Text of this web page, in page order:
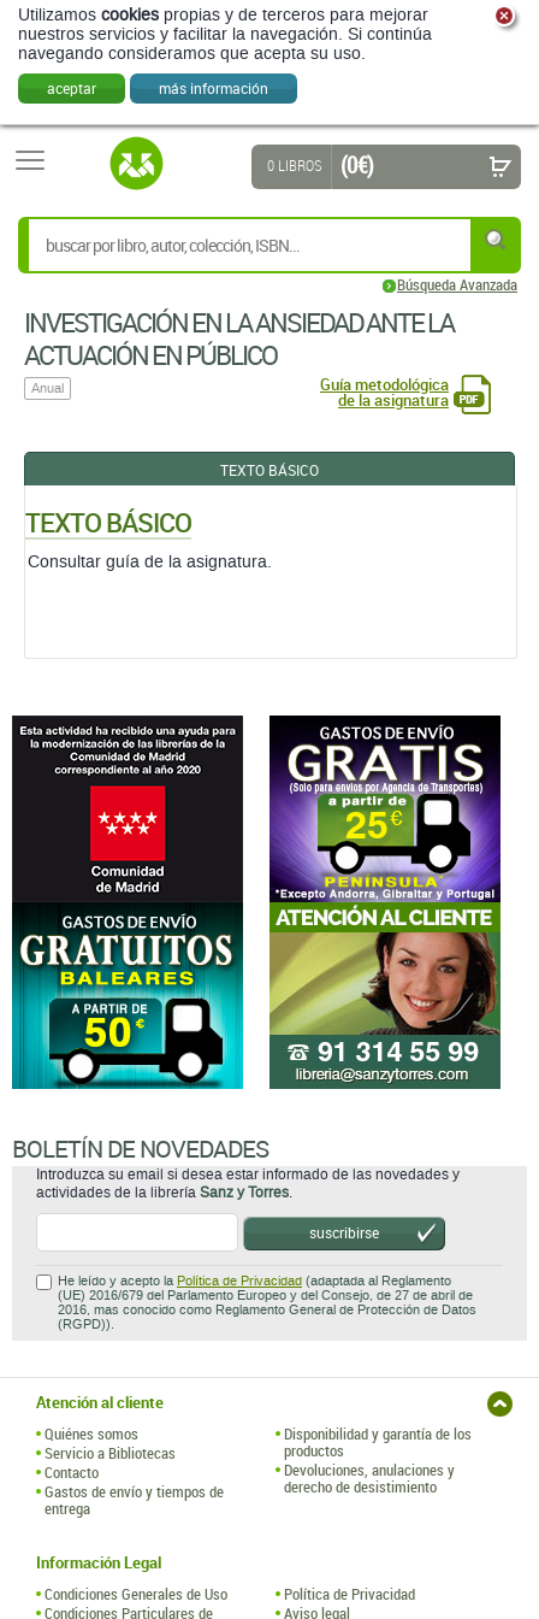
Utilizamos cookies propias y de terceros para mejorar
nuestros servicios y facilitar la navegación. Si continúa
navegando consideramos que acepta su uso.
aceptar más información
Búsqueda Avanzada
0 LIBROS (0 €)
INVESTIGACIÓN EN LA ANSIEDAD ANTE LA
ACTUACIÓN EN PÚBLICO
Anual Guía metodológica
de la asignatura
TEXTO BÁSICO
TEXTO BÁSICO
Consultar guía de la asignatura.
BOLETÍN DE NOVEDADES
Introduzca su email si desea estar informado de las novedades y
actividades de la librería Sanz y Torres.
suscribirse
He leído y acepto la Política de Privacidad (adaptada al Reglamento
(UE) 2016/679 del Parlamento Europeo y del Consejo, de 27 de abril de
2016, mas conocido como Reglamento General de Protección de Datos
(RGPD)).
Atención al cliente
Quiénes somos
Servicio a Bibliotecas
Contacto
Gastos de envío y tiempos de
entrega
Disponibilidad y garantía de los
productos
Devoluciones, anulaciones y
derecho de desistimiento
Información Legal
Condiciones Generales de Uso
Condiciones Particulares de
Política de Privacidad
Aviso legal